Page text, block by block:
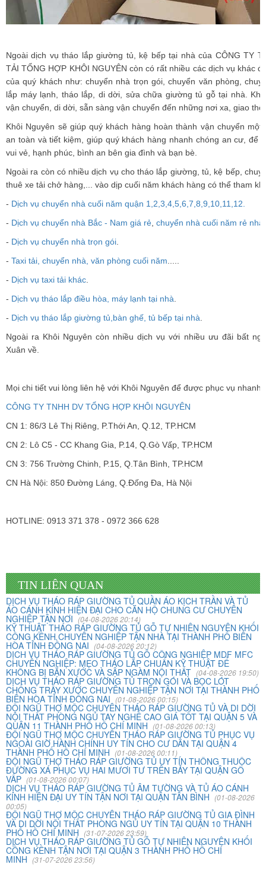
Ngoài dịch vụ tháo lắp giường tủ, kệ bếp tại nhà của CÔNG TY
TẢI TỔNG HỢP KHÔI NGUYÊN còn có rất nhiều các dịch vụ khác
của quý khách như: chuyển nhà trọn gói, chuyển văn phòng,
lắp máy lạnh, tháo lắp, di dời, sửa chữa giường tủ gỗ tại nhà.
vận chuyển, di dời, sẵn sàng vận chuyển đến những nơi xa, giao
Khôi Nguyên sẽ giúp quý khách hàng hoàn thành vận chuyển một
an toàn và tiết kiệm, giúp quý khách hàng nhanh chóng an cư, để
vui vẻ, hạnh phúc, bình an bên gia đình và bạn bè.
Ngoài ra còn có nhiều dịch vụ cho tháo lắp giường, tủ, kệ bếp,
thuê xe tải chở hàng,... vào dịp cuối năm khách hàng có thể tham
- Dịch vụ chuyển nhà cuối năm quận 1,2,3,4,5,6,7,8,9,10,11,12.
- Dịch vụ chuyển nhà Bắc - Nam giá rẻ chuyển nhà cuối năm rẻ nhất
- Dịch vụ chuyển nhà trọn gói
- Taxi tải, chuyển nhà, văn phòng cuối năm
- Dịch vụ taxi tải khác
- Dịch vụ tháo lắp điều hòa, máy lạnh tại nhà
- Dịch vụ tháo lắp giường tủ,bàn ghế, tủ bếp tại nhà
Ngoài ra Khôi Nguyên còn nhiều dịch vụ với nhiều ưu đãi bất
Xuân về.
Mọi chi tiết vui lòng liên hệ với Khôi Nguyên để được phục vụ nhanh
CÔNG TY TNHH DV TỔNG HỢP KHÔI NGUYÊN
CN 1: 86/3 Lê Thị Riêng, P.Thới An, Q.12, TP.HCM
CN 2: Lô C5 - CC Khang Gia, P.14, Q.Gò Vấp, TP.HCM
CN 3: 756 Trường Chinh, P.15, Q.Tân Bình, TP.HCM
CN Hà Nội: 850 Đường Láng, Q.Đống Đa, Hà Nội
HOTLINE: 0913 371 378 - 0972 366 628
TIN LIÊN QUAN
DỊCH VỤ THÁO RÁP GIƯỜNG TỦ QUẦN ÁO KỊCH TRẦN VÀ TỦ
ÁO CÁNH KÍNH HIỆN ĐẠI CHO CĂN HỘ CHUNG CƯ CHUYÊN
NGHIỆP TẬN NƠI (04-08-2026 20:14)
KỸ THUẬT THÁO RÁP GIƯỜNG TỦ GỖ TỰ NHIÊN NGUYÊN KHỐI
CỒNG KỀNH CHUYÊN NGHIỆP TẬN NHÀ TẠI THÀNH PHỐ BIÊN
HÒA TỈNH ĐỒNG NAI (04-08-2026 20:12)
DỊCH VỤ THÁO RÁP GIƯỜNG TỦ GỖ CÔNG NGHIỆP MDF MFC
CHUYÊN NGHIỆP: MẸO THÁO LẮP CHUẨN KỸ THUẬT ĐỂ
KHÔNG BỊ BẮN XƯỚC VÀ SẬP NGÀM NỘI THẤT (04-08-2026 19:50)
DỊCH VỤ THÁO RÁP GIƯỜNG TỦ TRỌN GÓI VÀ BỌC LÓT
CHỐNG TRẦY XƯỚC CHUYÊN NGHIỆP TẬN NƠI TẠI THÀNH PHỐ
BIÊN HÒA TỈNH ĐỒNG NAI (01-08-2026 00:15)
ĐỘI NGŨ THỢ MỘC CHUYÊN THÁO RÁP GIƯỜNG TỦ VÀ DI DỜI
NỘI THẤT PHÒNG NGỦ TAY NGHỀ CAO GIÁ TỐT TẠI QUẬN 5 VÀ
QUẬN 11 THÀNH PHỐ HỒ CHÍ MINH (01-08-2026 00:13)
ĐỘI NGŨ THỢ MỘC CHUYÊN THÁO RÁP GIƯỜNG TỦ PHỤC VỤ
NGOÀI GIỜ HÀNH CHÍNH UY TÍN CHO CƯ DÂN TẠI QUẬN 4
THÀNH PHỐ HỒ CHÍ MINH (01-08-2026 00:11)
ĐỘI NGŨ THỢ THÁO RÁP GIƯỜNG TỦ UY TÍN THÔNG THUỘC
ĐƯỜNG XÁ PHỤC VỤ HAI MƯƠI TƯ TRÊN BẢY TẠI QUẬN GÒ
VẤP (01-08-2026 00:07)
DỊCH VỤ THÁO RÁP GIƯỜNG TỦ ÂM TƯỜNG VÀ TỦ ÁO CÁNH
KÍNH HIỆN ĐẠI UY TÍN TẬN NƠI TẠI QUẬN TÂN BÌNH (01-08-2026
00:05)
ĐỘI NGŨ THỢ MỘC CHUYÊN THÁO RÁP GIƯỜNG TỦ GIA ĐÌNH
VÀ DI DỜI NỘI THẤT PHÒNG NGỦ UY TÍN TẠI QUẬN 10 THÀNH
PHỐ HỒ CHÍ MINH (31-07-2026 23:59)
DỊCH VỤ THÁO RÁP GIƯỜNG TỦ GỖ TỰ NHIÊN NGUYÊN KHỐI
CỒNG KỀNH TẬN NƠI TẠI QUẬN 3 THÀNH PHỐ HỒ CHÍ
MINH (31-07-2026 23:56)
Vừa qua tôi có chuyển văn phòng từ 3/2 về đường Cộng
Hòa. Ban đầu tôi cũng đắn đo nhiều dịch vụ chuyển nhà
nhưng cuối cùng tôi quyết định chọn công ty Khôi
Nguyên. Tôi thật sự hài lòng. Cảm ơn quý công ty.
Phạm Minh Tuấn
232/2 Cộng Hòa, P.13, Q. Tân Bình
Vợ chồng tôi vừa chuyển về nhà mới ở Chưng cư Thái An
về quận 2. Tôi được biết dịch vụ của Khôi Nguyên đã lâu
và đến nay đã sử dụng dịch vụ chuyển nhà này. Tôi xin
chúng công ty ngày càng phát triển và nâng cao chất
lượng dịch vụ
Mai Hương
Vĩnh Lộc A - Bình Chánh
Công ty Khôi Nguyên chuyển hàng của cô bao bọc đóng
gói rất cẩn thận. Cô rất hài lòng